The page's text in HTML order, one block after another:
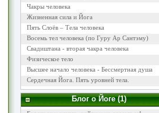
Чакры человека
Жизненная сила и Йога
Пять Слоёв – Тела человека
Восемь тел человека (по Гуру Ар Сантэму)
Свадиштана - вторая чакра человека
Физическое тело
Высшее начало человека - Бессмертная душа
Сердечная Йога. Пять уровней тела.
Блог о Йоге (1)